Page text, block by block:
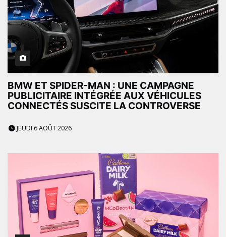
BMW ET SPIDER-MAN : UNE CAMPAGNE
PUBLICITAIRE INTÉGRÉE AUX VÉHICULES
CONNECTÉS SUSCITE LA CONTROVERSE
JEUDI 6 AOÛT 2026